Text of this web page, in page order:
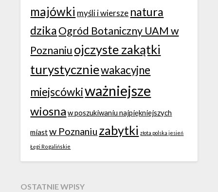
majówki myśli i wiersze natura
dzikaOgród Botaniczny UAM w
Poznaniu ojczyste zakątki
turystyczniewakacyjne
miejscówkiważniejsze
wiosna w poszukiwaniu najpiękniejszych
miastw Poznaniu zabytki złota polska jesień
Łęgi Rogalińskie
OSTATNIE WPISY